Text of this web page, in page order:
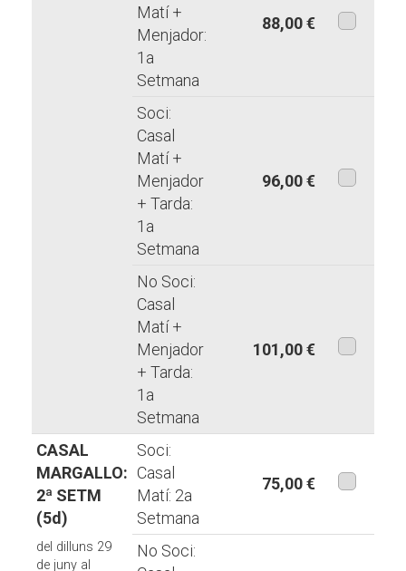
Matí +
Menjador:
1a
Setmana
88,00 €
Soci:
Casal
Matí +
Menjador
+ Tarda:
1a
Setmana
96,00 €
No Soci:
Casal
Matí +
Menjador
+ Tarda:
1a
Setmana
101,00 €
CASAL
MARGALLO:
2ª SETM
(5d)
del dilluns 29
de juny al
Soci:
Casal
Matí: 2a
Setmana
75,00 €
No Soci: